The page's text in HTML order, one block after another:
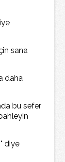
sana
daha
bu sefer
diye